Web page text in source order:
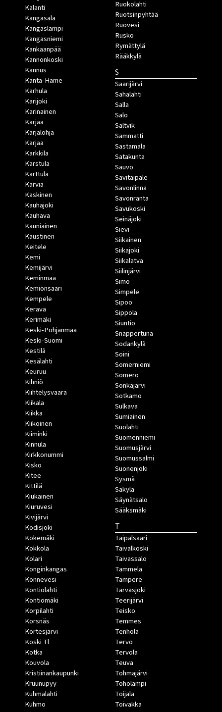
Kalanti
Kangasala
Kangaslampi
Kangasniemi
Kankaanpää
Kannonkoski
Kannus
Kanta-Häme
Karhula
Karijoki
Karinainen
Karjaa
Karjalohja
Karjaa
Karkkila
Karstula
Karttula
Karvia
Kaskinen
Kauhajoki
Kauhava
Kauniainen
Kaustinen
Keitele
Kemi
Kemijärvi
Keminmaa
Kemiönsaari
Kempele
Kerava
Kerimäki
Keski-Pohjanmaa
Keski-Suomi
Kestilä
Kesälahti
Keuruu
Kihniö
Kiihtelysvaara
Kiikala
Kiikka
Kiikoinen
Kiiminki
Kinnula
Kirkkonummi
Kisko
Kitee
Kittilä
Kiukainen
Kiuruvesi
Kivijärvi
Kodisjoki
Kokemäki
Kokkola
Kolari
Konginkangas
Konnevesi
Kontiolahti
Kontiomäki
Korpilahti
Korsnäs
Kortesjärvi
Koski Tl
Kotka
Kouvola
Kristiinankaupunki
Kruunupyy
Kuhmalahti
Kuhmo
Ruokolahti
Ruotsinpyhtää
Ruovesi
Rusko
Rymättylä
Rääkkylä
S
Saarijärvi
Sahalahti
Salla
Salo
Saltvik
Sammatti
Sastamala
Satakunta
Sauvo
Savitaipale
Savonlinna
Savonranta
Savukoski
Seinäjoki
Sievi
Siikainen
Siikajoki
Siikalatva
Siilinjärvi
Simo
Simpele
Sipoo
Sippola
Siuntio
Snappertuna
Sodankylä
Soini
Somerniemi
Somero
Sonkajärvi
Sotkamo
Sulkava
Sumiainen
Suolahti
Suomenniemi
Suomusjärvi
Suomussalmi
Suonenjoki
Sysmä
Säkylä
Säynätsalo
Sääksmäki
T
Taipalsaari
Taivalkoski
Taivassalo
Tammela
Tampere
Tarvasjoki
Teerijärvi
Teisko
Temmes
Tenhola
Tervo
Tervola
Teuva
Tohmajärvi
Toholampi
Toijala
Toivakka